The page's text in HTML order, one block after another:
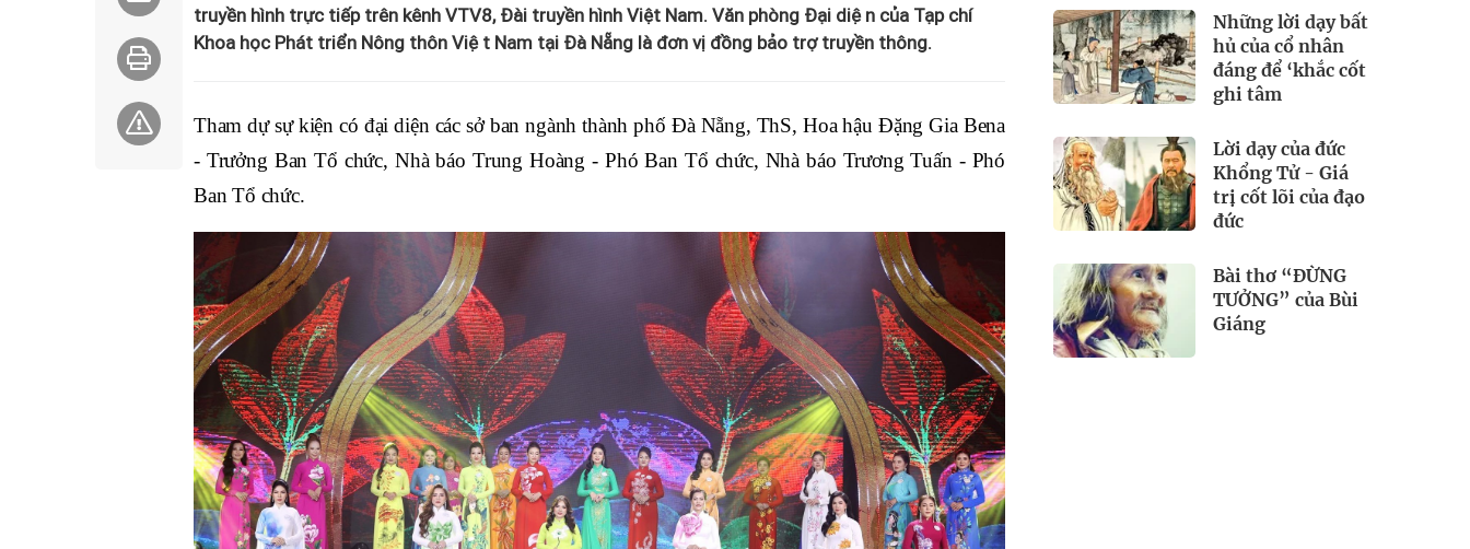
truyền hình trực tiếp trên kênh VTV8, Đài truyền hình Việt Nam. Văn phòng Đại diện của Tạp chí
Khoa học Phát triển Nông thôn Việt Nam tại Đà Nẵng là đơn vị đồng bảo trợ truyền thông.
Tham dự sự kiện có đại diện các sở ban ngành thành phố Đà Nẵng, ThS, Hoa hậu Đặng Gia Bena
- Trưởng Ban Tổ chức, Nhà báo Trung Hoàng - Phó Ban Tổ chức, Nhà báo Trương Tuấn - Phó
Ban Tổ chức.
Những lời dạy bất
hủ của cổ nhân
đáng để ‘khắc cốt
ghi tâm
Lời dạy của đức
Khổng Tử - Giá
trị cốt lõi của đạo
đức
Bài thơ “ĐỪNG
TƯỞNG” của Bùi
Giáng